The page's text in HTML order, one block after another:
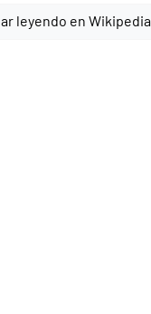
leyendo en Wikipedia